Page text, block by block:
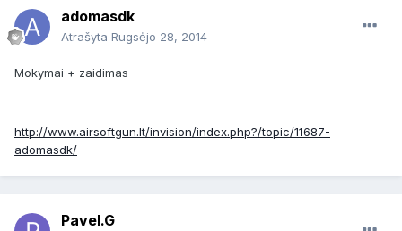
adomasdk
Atrašyta Rugsėjo 28, 2014
Mokymai + zaidimas
http://www.airsoftgun.lt/invision/index.php?/topic/11687-
adomasdk/
Pavel.G